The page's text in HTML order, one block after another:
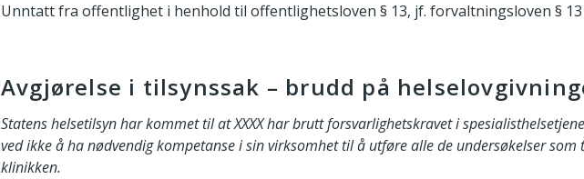
Unntatt fra offentlighet i henhold til offentlighetsloven § 13, jf. forvaltningsloven § 13
Avgjørelse i tilsynssak – brudd på
Statens helsetilsyn har kommet til at XXXX har brutt forsvarlighetskravet i
ved ikke å ha nødvendig kompetanse i sin virksomhet til å utføre alle de undersøkelser som
klinikken.